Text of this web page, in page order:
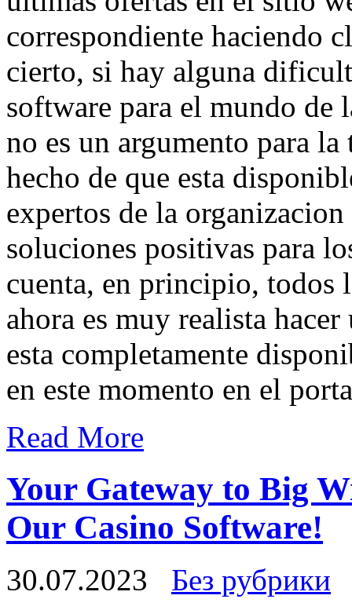
correspondiente haciendo
cierto, si hay alguna
software para el mundo de
no es un argumento para
hecho de que esta
expertos de la
soluciones positivas para
cuenta, en principio, todos
ahora es muy realista
esta completamente
en este momento en el
Read More
Your Gateway to Big
Our Casino Software!
30.07.2023
Без рубрики